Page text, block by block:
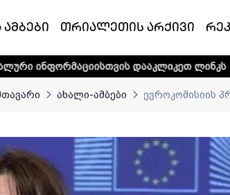
ამბები თრიალეთის არქივი
დააკლიკეთ ლინკს დაუდექით
ახალი-ამბები ევროკომისიის